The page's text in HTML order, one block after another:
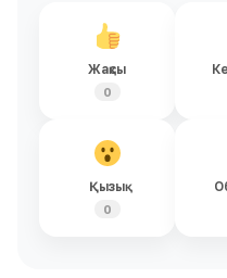
Жақсы
0
Қызық
0